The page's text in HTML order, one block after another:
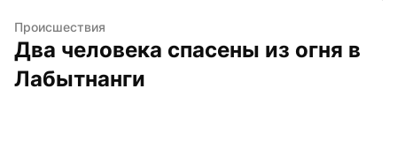
Происшествия
Два человека спасены из огня в
Лабытнанги